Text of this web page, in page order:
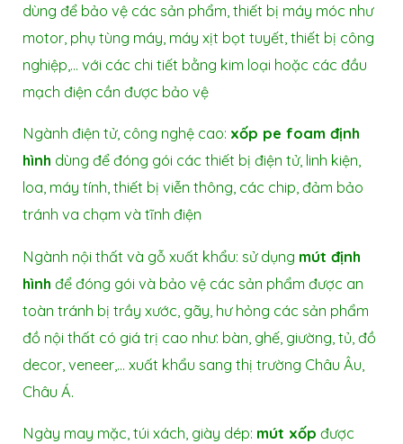
dùng để bảo vệ các sản phẩm, thiết bị máy móc như
motor, phụ tùng máy, máy xịt bọt tuyết, thiết bị công
nghiệp,… với các chi tiết bằng kim loại hoặc các đầu
mạch điện cần được bảo vệ
Ngành điện tử, công nghệ cao: xốp pe foam định
hình dùng để đóng gói các thiết bị điện tử, linh kiện,
loa, máy tính, thiết bị viễn thông, các chip, đảm bảo
tránh va chạm và tĩnh điện
Ngành nội thất và gỗ xuất khẩu: sử dụng mút định
hình để đóng gói và bảo vệ các sản phẩm được an
toàn tránh bị trầy xước, gãy, hư hỏng các sản phẩm
đồ nội thất có giá trị cao như: bàn, ghế, giường, tủ, đồ
decor, veneer,… xuất khẩu sang thị trường Châu Âu,
Châu Á.
Ngày may mặc, túi xách, giày dép: mút xốp được